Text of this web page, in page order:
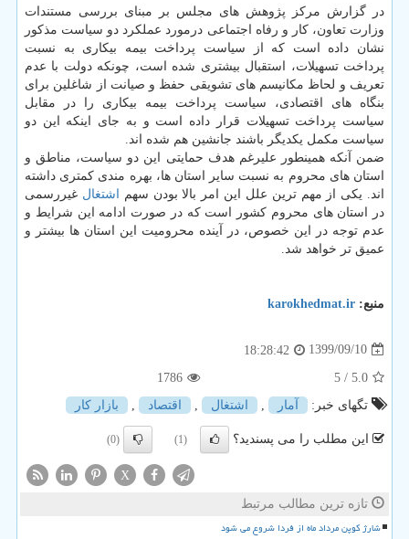
در گزارش مرکز پژوهش های مجلس بر مبنای بررسی مستندات
وزارت تعاون، کار و رفاه اجتماعی درمورد عملکرد دو سیاست مذکور
نشان داده است که از سیاست پرداخت بیمه بیکاری به نسبت
پرداخت تسهیلات، استقبال بیشتری شده است، چونکه دولت با عدم
تعریف و لحاظ مکانیسم های تشویقی حفظ و صیانت از شاغلین برای
بنگاه های اقتصادی، سیاست پرداخت بیمه بیکاری را در مقابل
سیاست پرداخت تسهیلات قرار داده است و به جای اینکه این دو
سیاست مکمل یکدیگر باشند جانشین هم شده اند.
ضمن آنکه همینطور علیرغم هدف حمایتی این دو سیاست، مناطق و
استان های محروم به نسبت سایر استان ها، بهره مندی کمتری داشته
اند. یکی از مهم ترین علل این امر بالا بودن سهم
اشتغال غیررسمی
در استان های محروم کشور است که در صورت ادامه این شرایط و
عدم توجه در این خصوص، در آینده محرومیت این استان ها بیشتر و
عمیق تر خواهد شد.
منبع: karokhedmat.ir
1399/09/10
18:28:42
5.0
/ 5
1786
تگهای خبر:
آمار , اشتغال , اقتصاد , بازار كار
این مطلب را می پسندید؟ (1)
(0)
X
تازه ترین مطالب مرتبط
شارژ کوپن مرداد ماه از فردا شروع می شود